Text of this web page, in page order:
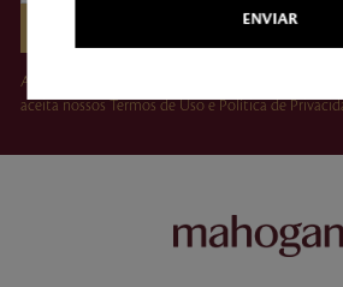
ENVIAR
CADASTRAR
Ao clicar em “Assinar”, você concorda em receber
aceita nossos Termos de Uso e Política de